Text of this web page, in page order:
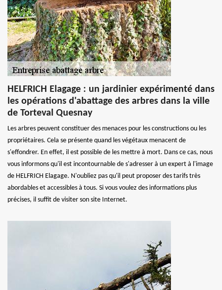
HELFRICH Elagage : un jardinier expérimenté dans
les opérations d'abattage des arbres dans la ville
de Torteval Quesnay
Les arbres peuvent constituer des menaces pour les constructions ou les
propriétaires. Cela se présente quand les végétaux menacent de
s'effondrer. En effet, il est possible de les mettre à mort. Dans ce cas, nous
vous informons qu'il est incontournable de s'adresser à un expert à l'image
de HELFRICH Elagage. N'oubliez pas qu'il peut proposer des tarifs très
abordables et accessibles à tous. Si vous voulez des informations plus
précises, il suffit de visiter son site Internet.